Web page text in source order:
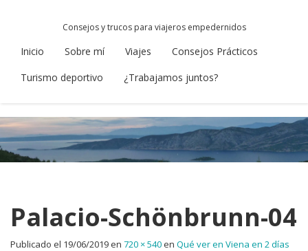
Consejos y trucos para viajeros empedernidos
Inicio Sobre mí Viajes
Consejos Prácticos
Turismo deportivo
¿Trabajamos juntos?
Palacio-Schönbrunn -04
Publicado el 19/06/2019en 720 × 540en Qué ver en Viena en 2 días